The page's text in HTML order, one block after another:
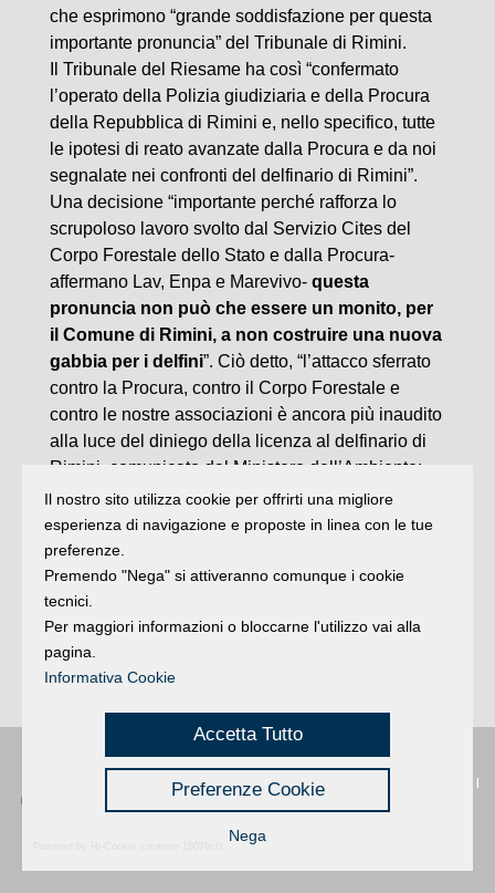
che esprimono “grande soddisfazione per questa
importante pronuncia” del Tribunale di Rimini.
Il Tribunale del Riesame ha così “confermato
l’operato della Polizia giudiziaria e della Procura
della Repubblica di Rimini e, nello specifico, tutte
le ipotesi di reato avanzate dalla Procura e da noi
segnalate nei confronti del delfinario di Rimini”.
Una decisione “importante perché rafforza lo
scrupoloso lavoro svolto dal Servizio Cites del
Corpo Forestale dello Stato e dalla Procura-
affermano Lav, Enpa e Marevivo- questa
pronuncia non può che essere un monito, per
il Comune di Rimini, a non costruire una nuova
gabbia per i delfini”. Ciò detto, “l’attacco sferrato
contro la Procura, contro il Corpo Forestale e
contro le nostre associazioni è ancora più inaudito
alla luce del diniego della licenza al delfinario di
Rimini, comunicato dal Ministero dell’Ambiente:
dunque, anche se per ipotesi la Procura della
Repubblica non avesse sequestrato la struttura lo
scorso agosto, senza licenza il Delfinario di Rimini
non poteva operare”.
Lav, Enpa e Marevivo ringraziano il Servizio Cites
del Corpo Forestale della Stato e la Procura di
Rimini “per il pregevole lavoro svolto a tutela della
legalità e di questi mammiferi marini”. (
é una testata registrata presso il Tribunale di
Rimini
|
Il nostro sito utilizza cookie per offrirti una migliore
esperienza di navigazione e proposte in linea con le tue
preferenze.
Premendo "Nega" si attiveranno comunque i cookie
tecnici.
Per maggiori informazioni o bloccarne l'utilizzo vai alla
pagina.
Informativa Cookie
Accetta Tutto
Preferenze Cookie
Nega